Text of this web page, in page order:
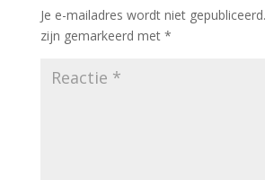
Je e-mailadres wordt niet gepubliceerd.
zijn gemarkeerd met *